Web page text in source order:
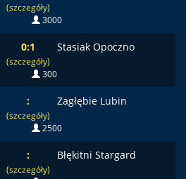
(szczegóły)
3000
0:1
(szczegóły)
Stasiak Opoczno
300
:
(szczegóły)
Zagłębie Lubin
2500
:
(szczegóły)
Błękitni Stargard